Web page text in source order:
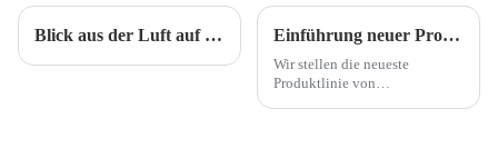
Blick aus der Luft auf eine Fabrik in Thailand Einführung neuer Produkte: Ethernet-Kabel und Extender für Pro-Audio und DMX-Lichter
Wir stellen die neueste
Produktlinie von